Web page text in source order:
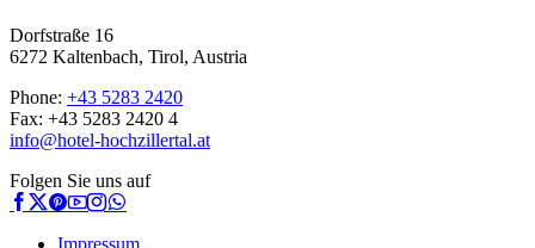
Dorfstraße 16
6272 Kaltenbach, Tirol, Austria
Phone: +43 5283 2420
Fax: +43 5283 2420 4
info@hotel-hochzillertal.at
Folgen Sie uns auf
Impressum